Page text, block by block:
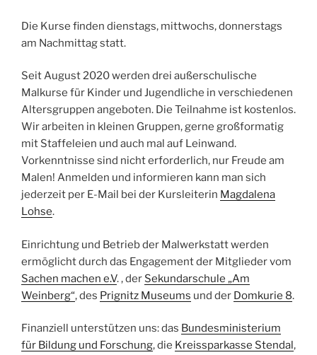
Die Kurse finden dienstags, mittwochs, donnerstags
am Nachmittag statt.
Seit August 2020 werden drei außerschulische
Malkurse für Kinder und Jugendliche in verschiedenen
Altersgruppen angeboten. Die Teilnahme ist kostenlos.
Wir arbeiten in kleinen Gruppen, gerne großformatig
mit Staffeleien und auch mal auf Leinwand.
Vorkenntnisse sind nicht erforderlich, nur Freude am
Malen! Anmelden und informieren kann man sich
jederzeit per E-Mail bei der Kursleiterin Magdalena
Lohse.
Einrichtung und Betrieb der Malwerkstatt werden
ermöglicht durch das Engagement der Mitglieder vom
Sachen machen e.V. , der Sekundarschule „Am
Weinberg“, des Prignitz Museums und der Domkurie 8.
Finanziell unterstützen uns: das Bundesministerium
für Bildung und Forschung, die Kreissparkasse Stendal,